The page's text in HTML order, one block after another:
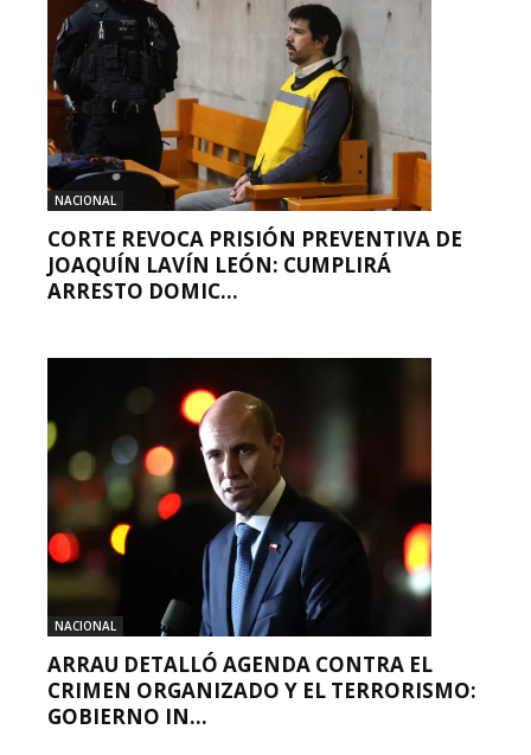
NACIONAL
CORTE REVOCA PRISIÓN PREVENTIVA DE
JOAQUÍN LAVÍN LEÓN: CUMPLIRÁ
ARRESTO DOMIC...
NACIONAL
ARRAU DETALLÓ AGENDA CONTRA EL
CRIMEN ORGANIZADO Y EL TERRORISMO:
GOBIERNO IN...